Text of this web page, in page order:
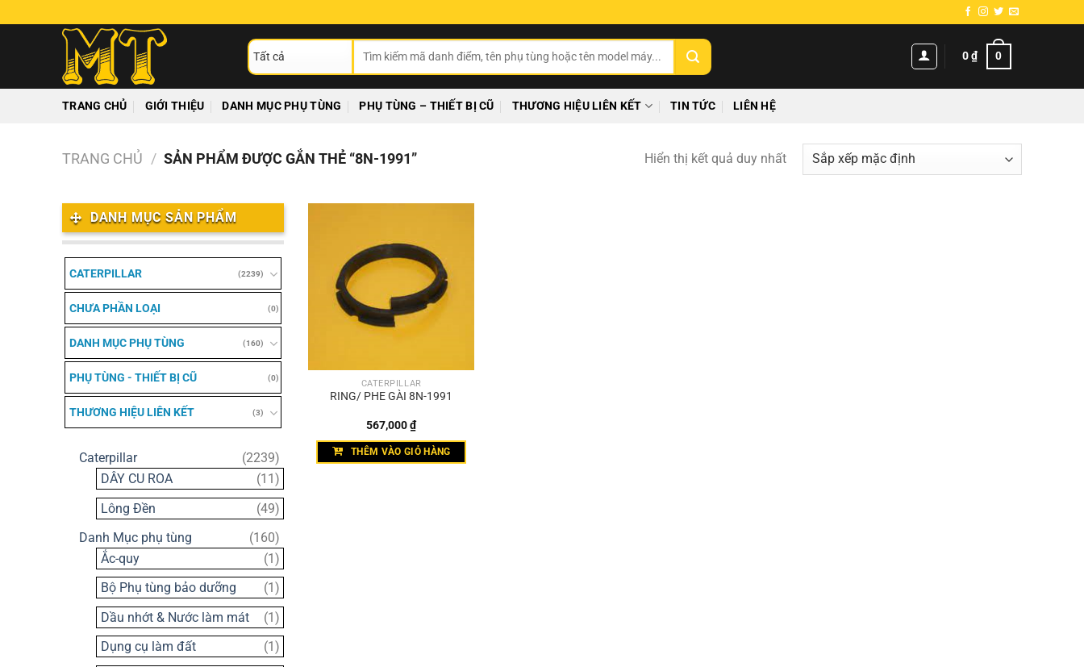
đến
kiếm:
0₫ 0
TRANG CHỦ GIỚI THIỆU DANH MỤC PHỤ TÙNG PHỤ TÙNG – THIẾT BỊ CŨ THƯƠNG HIỆU LIÊN KẾT TIN TỨC LIÊN HỆ
TRANG CHỦ / SẢN PHẨM ĐƯỢC GẮN THẺ “8N-1991” Hiển thị kết quả duy nhất
DANH MỤC SẢN PHẨM
CATERPILLAR (2239)
CHƯA PHẦN LOẠI (0)
DANH MỤC PHỤ TÙNG (160)
PHỤ TÙNG - THIẾT BỊ CŨ (0)
THƯƠNG HIỆU LIÊN KẾT (3)
Caterpillar 22392239
sản
phẩm
DÂY CU ROA 11 11
sản
phẩm
Lông Đền 4949
sản
phẩm
Danh Mục phụ tùng 160160
sản
phẩm
Ắc-quy 11
sản
phẩm
Bộ Phụ tùng bảo dưỡng 1 1
sản
phẩm
Dầu nhớt & Nước làm mát 11
sản
phẩm
Dụng cụ làm đất 1 1
CATERPILLAR
RING/ PHE GÀI 8N-1991
567,000₫
THÊM VÀO GIỎ HÀNG